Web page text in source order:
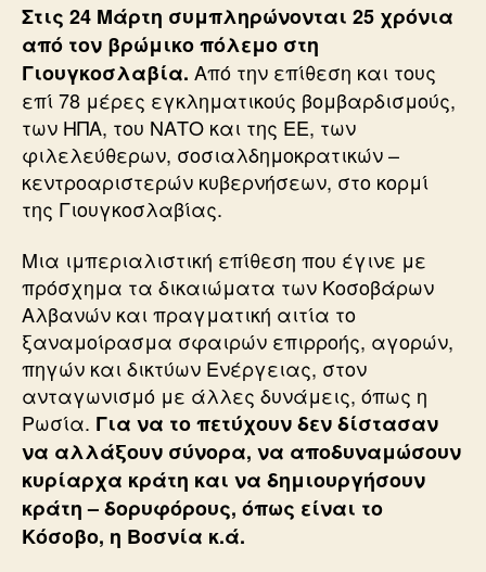
Στις 24 Μάρτη συμπληρώνονται 25 χρόνια
από τον βρώμικο πόλεμο στη
Γιουγκοσλαβία. Από την επίθεση και τους
επί 78 μέρες εγκληματικούς βομβαρδισμούς,
των ΗΠΑ, του ΝΑΤΟ και της ΕΕ, των
φιλελεύθερων, σοσιαλδημοκρατικών –
κεντροαριστερών κυβερνήσεων, στο κορμί
της Γιουγκοσλαβίας.
Μια ιμπεριαλιστική επίθεση που έγινε με
πρόσχημα τα δικαιώματα των Κοσοβάρων
Αλβανών και πραγματική αιτία το
ξαναμοίρασμα σφαιρών επιρροής, αγορών,
πηγών και δικτύων Ενέργειας, στον
ανταγωνισμό με άλλες δυνάμεις, όπως η
Ρωσία. Για να το πετύχουν δεν δίστασαν
να αλλάξουν σύνορα, να αποδυναμώσουν
κυρίαρχα κράτη και να δημιουργήσουν
κράτη – δορυφόρους, όπως είναι το
Κόσοβο, η Βοσνία κ.ά.